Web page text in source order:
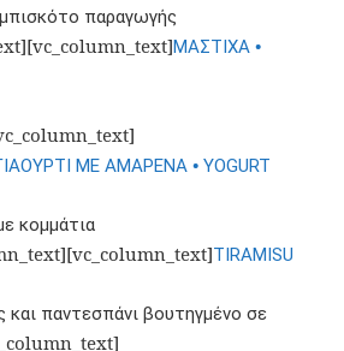
παραγωγής
ΜΑΣΤΙΧΑ •
ΜΕ ΑΜΑΡΕΝΑ •YOGURT
κομμάτια
TIRAMISU
και παντεσπάνι βουτηγμένο σε